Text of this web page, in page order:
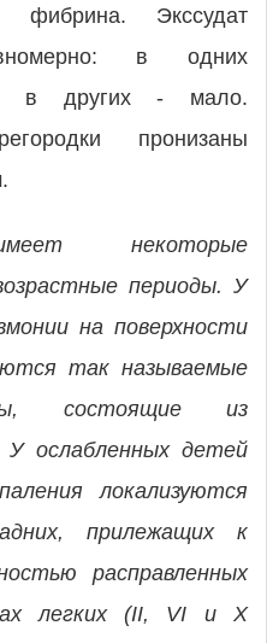
фибрина. Экссудат
в одних
в других - мало.
пронизаны
некоторые
периоды. У
на поверхности
так называемые
состоящие из
У ослабленных детей
локализуются
прилежащих к
расправленных
легких (II, VI и X